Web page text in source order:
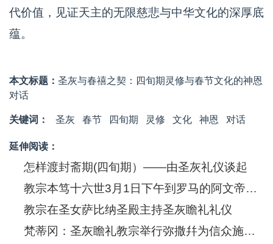
代价值，见证天主的无限慈悲与中华文化的深厚底
蕴。
本文标题： 圣灰与春禧之契：四旬期灵修与春节文化的神恩
对话
关键词： 圣灰 春节 四旬期 灵修 文化 神恩 对话
延伸阅读：
怎样渡封斋期(四旬期）——由圣灰礼仪谈起
教宗本笃十六世3月1日下午到罗马的阿文帝诺山丘主持星期三的圣灰瞻礼礼仪
教宗在圣女萨比纳圣殿主持圣灰瞻礼礼仪
梵蒂冈：圣灰瞻礼教宗举行弥撒幷为信众施放圣灰